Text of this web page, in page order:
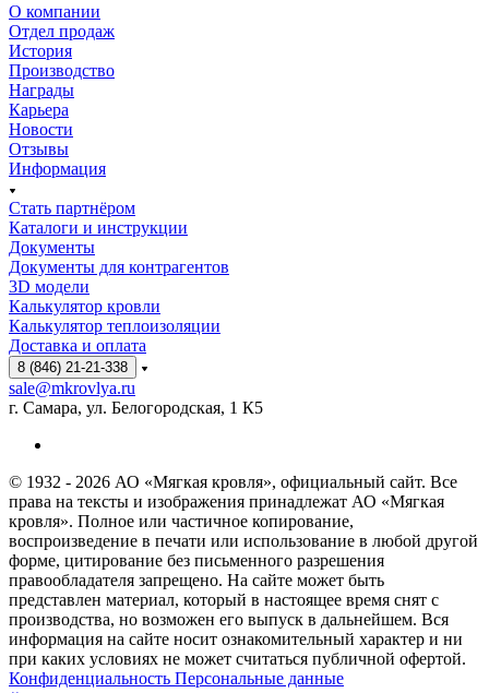
О компании
Отдел продаж
История
Производство
Награды
Карьера
Новости
Отзывы
Информация
Стать партнёром
Каталоги и инструкции
Документы
Документы для контрагентов
3D модели
Калькулятор кровли
Калькулятор теплоизоляции
Доставка и оплата
8 (846) 21-21-338
sale@mkrovlya.ru
г. Самара, ул. Белогородская, 1 К5
© 1932 - 2026 АО «Мягкая кровля», официальный сайт. Все
права на тексты и изображения принадлежат АО «Мягкая
кровля». Полное или частичное копирование,
воспроизведение в печати или использование в любой другой
форме, цитирование без письменного разрешения
правообладателя запрещено. На сайте может быть
представлен материал, который в настоящее время снят с
производства, но возможен его выпуск в дальнейшем. Вся
информация на сайте носит ознакомительный характер и ни
при каких условиях не может считаться публичной офертой.
Конфиденциальность Персональные данные